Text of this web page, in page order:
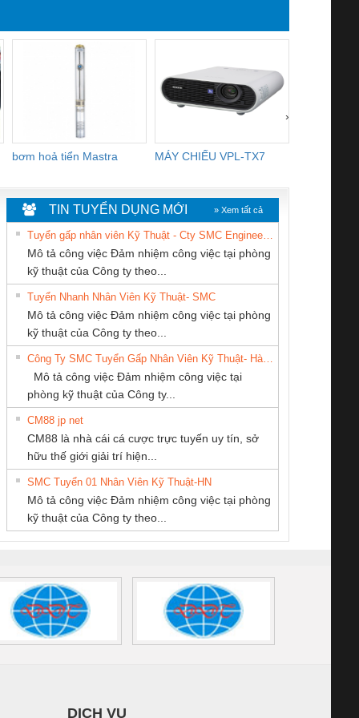
bơm hoả tiển Mastra MÁY CHIẾU VPL-TX7
›
Le An Toàn
Contact
– PSR-
SCP-
FSP/2X1/1X2
sát chuỗi
tấm pin
16I+
(2502520000)
Bộ giám sát chuỗi
tấm pin
TRANSCLINIC 16I+
1K5 L (2433950000)
Bộ giám sát dòng
TRANSCLINIC 16I+
(2008130000)
Bộ chỉnh lưu nguồn
điện TRANSCLINIC
BKE 1K5.4
(7791400879)2. Giá
Nẹp nhôm chống
trơn Đà Nẵng
CÔNG TY TNHH
KỸ THUẬT KTECH
VIỆT NAM
CÔNG TY CỔ
PHẦN TỰ ĐỘNG
TIẾN HƯNG
CÔNG TY TNHH
DỊCH VỤ KỸ
THUẬT ĐIỆN CƠ
GIA HƯNG PHÁT
Công Ty TNHH
Thiết Bị Điện Nam
Quốc Thịnh
Ba Miền
PHẦN DÂY VÀ
TIN TUYỂN DỤNG MỚI » Xem tất cả
Mô tả công việc Đảm nhiệm công việc tại phòng
kỹ thuật của Công ty theo...
Tuyển Nhanh Nhân Viên Kỹ Thuật- SMC
Mô tả công việc Đảm nhiệm công việc tại phòng
kỹ thuật của Công ty theo...
Mô tả công việc Đảm nhiệm công việc tại
phòng kỹ thuật của Công ty...
CM88 jp net
CM88 là nhà cái cá cược trực tuyến uy tín, sở
hữu thế giới giải trí hiện...
SMC Tuyển 01 Nhân Viên Kỹ Thuật-HN
Mô tả công việc Đảm nhiệm công việc tại phòng
kỹ thuật của Công ty theo...
DỊCH VỤ